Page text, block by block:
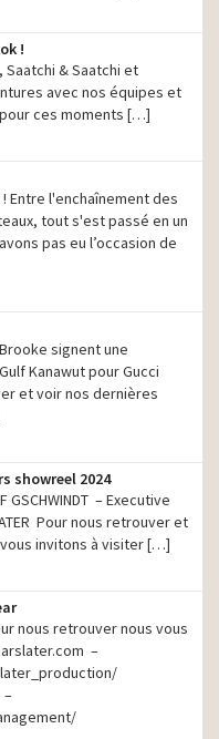
!
Saatchi & Saatchi et
avec nos équipes et
ces moments […]
Entre l'enchaînement des
tout s'est passé en un
pas eu l’occasion de
signent une
Kanawut pour Gucci
et voir nos dernières
showreel 2024
GSCHWINDT – Executive
Pour nous retrouver et
invitons à visiter […]
nous retrouver nous vous
–
–